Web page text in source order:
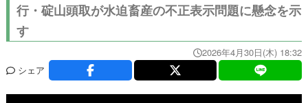
行・碇山頭取が水迫畜産の不正表示問題に懸念を示
す
2026年4月30日(木) 18:32
シェア